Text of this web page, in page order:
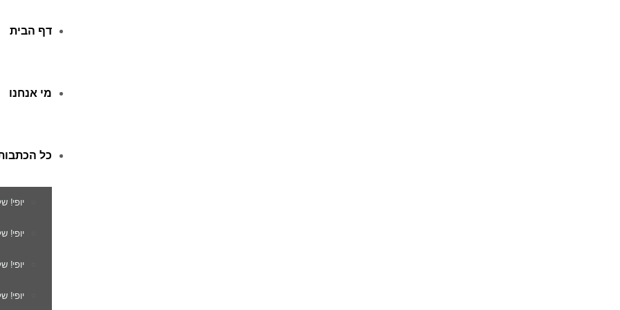
דף הבית
מי אנחנו
כל
יופי!
יופי!
יופי!
יופי!